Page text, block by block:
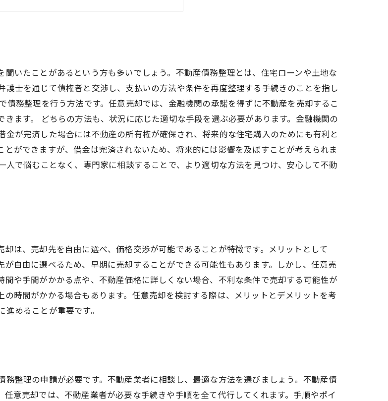
理後の任意売却で失敗しないための注意点
いたことがあるという方も多いでしょう。不動産債務整理とは、住宅ローンや土地な
士を通じて債権者と交渉し、支払いの方法や条件を再度整理する手続きのことを指し
務整理を行う方法です。任意売却では、金融機関の承諾を得ずに不動産を売却するこ
ます。 どちらの方法も、状況に応じた適切な手段を選ぶ必要があります。金融機関の
が完済した場合には不動産の所有権が確保され、将来的な住宅購入のためにも有利と
ができますが、借金は完済されないため、将来的には影響を及ぼすことが考えられま
で悩むことなく、専門家に相談することで、より適切な方法を見つけ、安心して不動
は、売却先を自由に選べ、価格交渉が可能であることが特徴です。メリットとして
自由に選べるため、早期に売却することができる可能性もあります。しかし、任意売
や手間がかかる点や、不動産価格に詳しくない場合、不利な条件で売却する可能性が
時間がかかる場合もあります。任意売却を検討する際は、メリットとデメリットを考
めることが重要です。
整理の申請が必要です。不動産業者に相談し、最適な方法を選びましょう。不動産債
意売却では、不動産業者が必要な手続きや手順を全て代行してくれます。手順やポイ